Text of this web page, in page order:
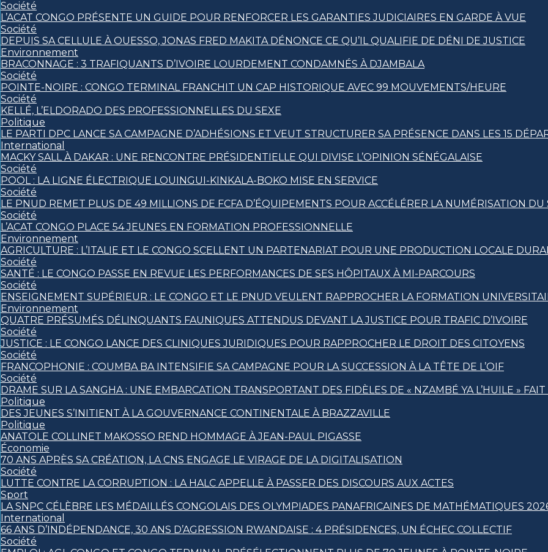
Société
L’ACAT CONGO PRÉSENTE UN GUIDE POUR RENFORCER LES GARANTIES JUDICIAIRES EN GARDE À VUE
Société
DEPUIS SA CELLULE À OUESSO, JONAS FRED MAKITA DÉNONCE CE QU’IL QUALIFIE DE DÉNI DE JUSTICE
Environnement
BRACONNAGE : 3 TRAFIQUANTS D’IVOIRE LOURDEMENT CONDAMNÉS À DJAMBALA
Société
POINTE-NOIRE : CONGO TERMINAL FRANCHIT UN CAP HISTORIQUE AVEC 99 MOUVEMENTS/HEURE
Société
KELLÉ, L’ELDORADO DES PROFESSIONNELLES DU SEXE
Politique
LE PARTI DPC LANCE SA CAMPAGNE D’ADHÉSIONS ET VEUT STRUCTURER SA PRÉSENCE DANS LES 15
International
MACKY SALL À DAKAR : UNE RENCONTRE PRÉSIDENTIELLE QUI DIVISE L’OPINION SÉNÉGALAISE
Société
POOL : LA LIGNE ÉLECTRIQUE LOUINGUI-KINKALA-BOKO MISE EN SERVICE
Société
LE PNUD REMET PLUS DE 49 MILLIONS DE FCFA D’ÉQUIPEMENTS POUR ACCÉLÉRER LA NUMÉRISATION DU
Société
L’ACAT CONGO PLACE 54 JEUNES EN FORMATION PROFESSIONNELLE
Environnement
AGRICULTURE : L’ITALIE ET LE CONGO SCELLENT UN PARTENARIAT POUR UNE PRODUCTION LOCALE
Société
SANTÉ : LE CONGO PASSE EN REVUE LES PERFORMANCES DE SES HÔPITAUX À MI-PARCOURS
Société
ENSEIGNEMENT SUPÉRIEUR : LE CONGO ET LE PNUD VEULENT RAPPROCHER LA FORMATION
Environnement
QUATRE PRÉSUMÉS DÉLINQUANTS FAUNIQUES ATTENDUS DEVANT LA JUSTICE POUR TRAFIC D’IVOIRE
Société
JUSTICE : LE CONGO LANCE DES CLINIQUES JURIDIQUES POUR RAPPROCHER LE DROIT DES CITOYENS
Société
FRANCOPHONIE : COUMBA BA INTENSIFIE SA CAMPAGNE POUR LA SUCCESSION À LA TÊTE DE L’OIF
Société
DRAME SUR LA SANGHA : UNE EMBARCATION TRANSPORTANT DES FIDÈLES DE « NZAMBÉ YA L’HUILE »
Politique
DES JEUNES S’INITIENT À LA GOUVERNANCE CONTINENTALE À BRAZZAVILLE
Politique
ANATOLE COLLINET MAKOSSO REND HOMMAGE À JEAN-PAUL PIGASSE
Économie
70 ANS APRÈS SA CRÉATION, LA CNS ENGAGE LE VIRAGE DE LA DIGITALISATION
Société
LUTTE CONTRE LA CORRUPTION : LA HALC APPELLE À PASSER DES DISCOURS AUX ACTES
Sport
LA SNPC CÉLÈBRE LES MÉDAILLÉS CONGOLAIS DES OLYMPIADES PANAFRICAINES DE MATHÉMATIQUES
International
66 ANS D’INDÉPENDANCE, 30 ANS D’AGRESSION RWANDAISE : 4 PRÉSIDENCES, UN ÉCHEC COLLECTIF
Société